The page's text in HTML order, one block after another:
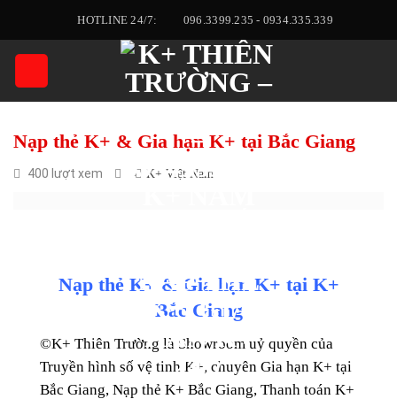
content
HOTLINE 24/7: 096.3399.235 - 0934.335.339
Nạp thẻ K+ & Gia hạn K+ tại Bắc Giang
400 lượt xem K+ Việt Nam
Nạp thẻ K+ & Gia hạn K+ tại K+
Bắc Giang
©K+ Thiên Trường là Showroom uỷ quyền của
Truyền hình số vệ tinh K+, chuyên Gia hạn K+ tại
Bắc Giang, Nạp thẻ K+ Bắc Giang, Thanh toán K+